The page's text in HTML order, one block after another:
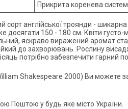
Прикрита коренева
англійської троянди -
150 - 180 см. Квіти
яскраво виражений аромат
до захворювань. Рослину
потрібно забезпечити гарний
Shakespeare 2000) Ви можете
Поштою у будь яке місто України.